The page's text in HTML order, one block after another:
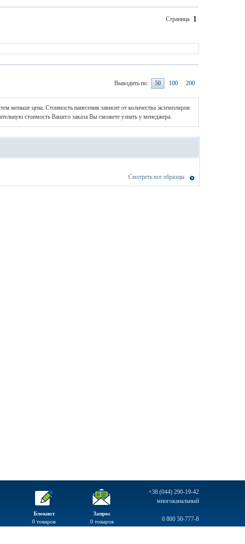
1
Страница
Выводить по: 50 100 200
меньше цена. Стоимость нанесения зависит от количества экземпляров
стоимость Вашего заказа Вы сможете узнать у менеджера.
Смотреть все образцы
+38 (044) 290-19-42
многоканальный
0 800 50-777-8
Запрос
0 товаров
Блокнот
0 товаров